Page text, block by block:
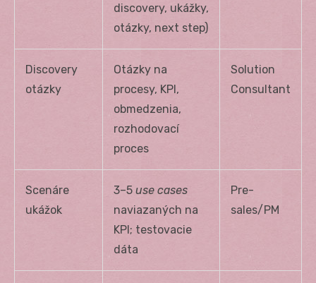
discovery, ukážky,
otázky, next step)
Discovery
otázky
Otázky na
procesy, KPI,
obmedzenia,
rozhodovací
proces
Solution
Consultant
Scenáre
ukážok
3–5 use cases
naviazaných na
KPI; testovacie
dáta
Pre-
sales/PM